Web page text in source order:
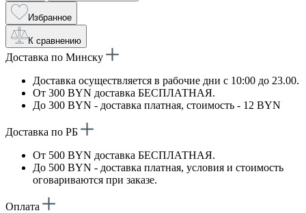
Избранное
К сравнению
Доставка по Минску
Доставка осуществляется в рабочие дни с 10:00 до 23.00.
От 300 BYN доставка БЕСПЛАТНАЯ.
До 300 BYN - доставка платная, стоимость - 12 BYN
Доставка по РБ
От 500 BYN доставка БЕСПЛАТНАЯ.
До 500 BYN - доставка платная, условия и стоимость
оговариваются при заказе.
Оплата